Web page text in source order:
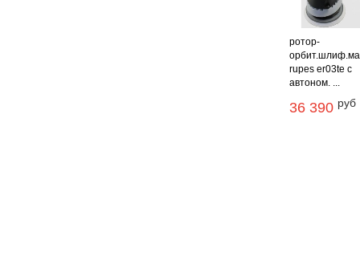
ротор-
rupes er03te с
автоном. ...
36 390 руб